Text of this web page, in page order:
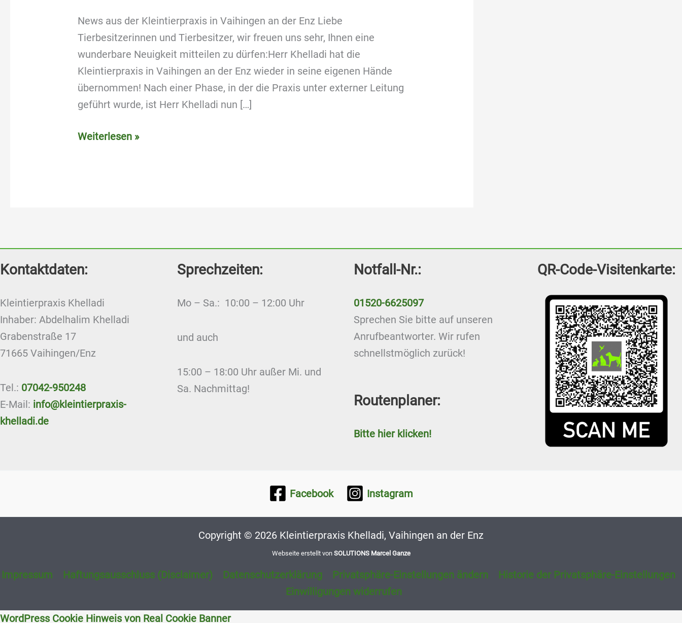
News aus der Kleintierpraxis in Vaihingen an der Enz Liebe
Tierbesitzerinnen und Tierbesitzer, wir freuen uns sehr, Ihnen eine
wunderbare Neuigkeit mitteilen zu dürfen:Herr Khelladi hat die
Kleintierpraxis in Vaihingen an der Enz wieder in seine eigenen Hände
übernommen! Nach einer Phase, in der die Praxis unter externer Leitung
geführt wurde, ist Herr Khelladi nun […]
Weiterlesen »
Kontaktdaten:
Kleintierpraxis Khelladi
Inhaber: Abdelhalim Khelladi
Grabenstraße 17
71665 Vaihingen/Enz
Tel.: 07042-950248
E-Mail: info@kleintierpraxis-
khelladi.de
Sprechzeiten:
Mo – Sa.: 10:00 – 12:00 Uhr
und auch
15:00 – 18:00 Uhr außer Mi. und
Sa. Nachmittag!
Notfall-Nr.:
01520-6625097
Sprechen Sie bitte auf unseren
Anrufbeantworter. Wir rufen
schnellstmöglich zurück!
Routenplaner:
Bitte hier klicken!
QR-Code-Visitenkarte:
Facebook Instagram
Copyright © 2026 Kleintierpraxis Khelladi, Vaihingen an der Enz
Webseite erstellt von SOLUTIONS Marcel Ganze
Impressum Haftungsausschluss (Disclaimer) Datenschutzerklärung Privatsphäre-Einstellungen ändern
Historie der Privatsphäre-Einstellungen
Einwilligungen widerrufen
WordPress Cookie Hinweis von Real Cookie Banner